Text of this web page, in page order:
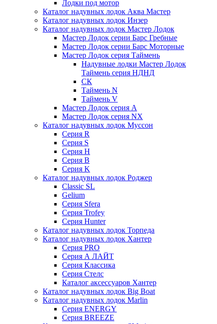
Лодки под мотор
Каталог надувных лодок Аква Мастер
Каталог надувных лодок Инзер
Каталог надувных лодок Мастер Лодок
Мастер Лодок серии Барс Гребные
Мастер Лодок серии Барс Моторные
Мастер Лодок серия Таймень
Надувные лодки Мастер Лодок
Таймень серия НДНД
СК
Таймень N
Таймень V
Мастер Лодок серия А
Мастер Лодок серия NX
Каталог надувных лодок Муссон
Серия R
Серия S
Серия H
Серия B
Серия K
Каталог надувных лодок Роджер
Classic SL
Gelium
Серия Sfera
Серия Trofey
Серия Hunter
Каталог надувных лодок Торпеда
Каталог надувных лодок Хантер
Серия PRO
Серия А ЛАЙТ
Серия Классика
Серия Стелс
Каталог аксессуаров Хантер
Каталог надувных лодок Big Boat
Каталог надувных лодок Marlin
Серия ENERGY
Серия BREEZE